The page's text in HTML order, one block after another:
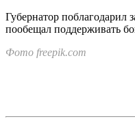
Губернатор поблагодарил
пообещал поддерживать
Фото freepik.com